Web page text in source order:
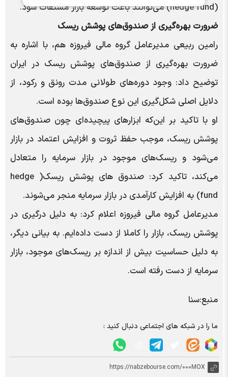
(hedge fund) می‌توانند باعث توسعه بازار مشتقات شود.
ضرورت بهره‌گیری از صندوق‌های پوشش ریسک
رامین ربیعی مدیرعامل گروه مالی فیروزه هم، با اشاره به
ضرورت بهره‌گیری از صندوق‌های پوشش ریسک در ایران
توضیح داد: وجود دوره‌های طولانی مدت رونق و رکود، از
دلایل اصلی شکل‌گیری این نوع صندوق‌ها بوده است.
او با تاکید بر این‌که ابزارهای پیچیده‌ای چون صندوق‌های
پوشش ریسک، موجب حفظ ثروت و افزایش اعتماد در بازار
می‌شود و ریسک‌های موجود در بازار سرمایه را متعادل
می‌کند، تاکید کرد: صندوق های پوشش ریسک( hedge
fund) به افزایش کارآمدی در بازار سرمایه منجر می‌شوند.
مدیرعامل گروه مالی فیروزه اعلام کرد: به دلیل درگیری در
پوشش ریسک، بازار را کاملا از دست داده‌ایم. به بیانی دیگر،
به دلیل حساسیت بیش از اندازه بر ریسک‌های موجود، بازار
سرمایه از دست رفته است.
منبع:سنا
ما را در شبکه های اجتماعی دنبال کنید :
https://nabzebourse.com/000MOX